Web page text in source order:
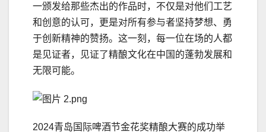
一颁发给那些杰出的作品时，不仅是对他们工艺
和创意的认可，更是对所有参与者坚持梦想、勇
于创新精神的赞扬。这一刻，每一位在场的人都
是见证者，见证了精酿文化在中国的蓬勃发展和
无限可能。
2024青岛国际啤酒节金花奖精酿大赛的成功举